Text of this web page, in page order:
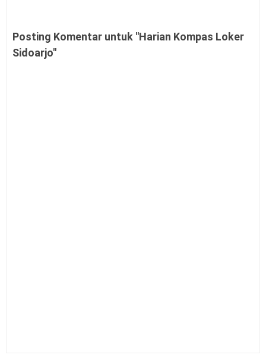
Posting Komentar untuk "Harian Kompas Loker
Sidoarjo"